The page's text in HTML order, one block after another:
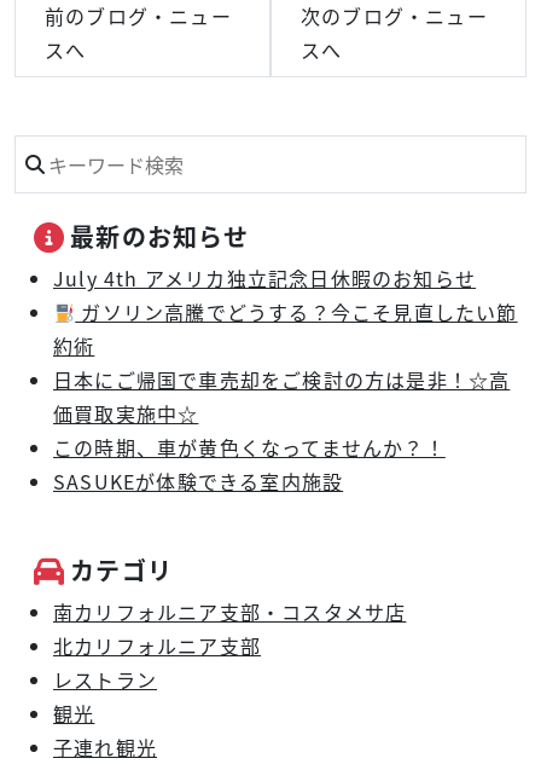
前のブログ・ニュー
スへ
次のブログ・ニュー
スへ
最新のお知らせ
July 4th アメリカ独立記念日休暇のお知らせ
ガソリン高騰でどうする？今こそ見直したい節
約術
日本にご帰国で車売却をご検討の方は是非！☆高
価買取実施中☆
この時期、車が黄色くなってませんか？！
SASUKEが体験できる室内施設
カテゴリ
南カリフォルニア支部・コスタメサ店
北カリフォルニア支部
レストラン
観光
子連れ観光